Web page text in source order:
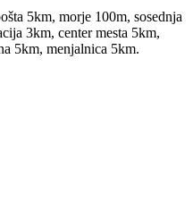
5km, morje 100m, sosednja
3km, center mesta 5km,
5km, menjalnica 5km.